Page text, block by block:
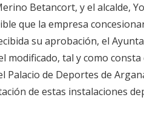
Betancort, y el alcalde,
que la empresa
su aprobación, el
tal y como
Palacio de Deportes de
de estas instalaciones